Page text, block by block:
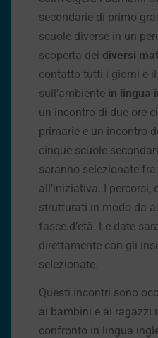
secondarie di primo
scuole diverse in un
scoperta dei diversi
contatto tutti i giorni e
sull’ambiente in lingua
un incontro di due ore
primarie e un incontro
cinque scuole
saranno selezionate
all’iniziativa. I percorsi,
strutturati in modo da
fasce d’età. Le date
direttamente con gli
selezionate.
Questi incontri sono
ai bambini e ai ragazzi
confronto in lingua